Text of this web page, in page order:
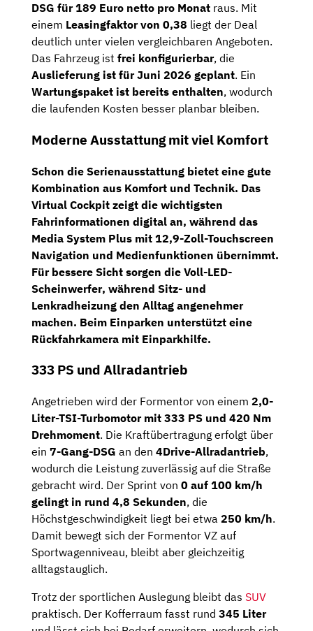
DSG für 189 Euro netto pro Monat raus. Mit
einem Leasingfaktor von 0,38 liegt der Deal
deutlich unter vielen vergleichbaren Angeboten.
Das Fahrzeug ist frei konfigurierbar, die
Auslieferung ist für Juni 2026 geplant. Ein
Wartungspaket ist bereits enthalten, wodurch
die laufenden Kosten besser planbar bleiben.
Moderne Ausstattung mit viel Komfort
Schon die Serienausstattung bietet eine gute
Kombination aus Komfort und Technik. Das
Virtual Cockpit zeigt die wichtigsten
Fahrinformationen digital an, während das
Media System Plus mit 12,9-Zoll-Touchscreen
Navigation und Medienfunktionen übernimmt.
Für bessere Sicht sorgen die Voll-LED-
Scheinwerfer, während Sitz- und
Lenkradheizung den Alltag angenehmer
machen. Beim Einparken unterstützt eine
Rückfahrkamera mit Einparkhilfe.
333 PS und Allradantrieb
Angetrieben wird der Formentor von einem 2,0-
Liter-TSI-Turbomotor mit 333 PS und 420 Nm
Drehmoment. Die Kraftübertragung erfolgt über
ein 7-Gang-DSG an den 4Drive-Allradantrieb,
wodurch die Leistung zuverlässig auf die Straße
gebracht wird. Der Sprint von 0 auf 100 km/h
gelingt in rund 4,8 Sekunden, die
Höchstgeschwindigkeit liegt bei etwa 250 km/h.
Damit bewegt sich der Formentor VZ auf
Sportwagenniveau, bleibt aber gleichzeitig
alltagstauglich.
Trotz der sportlichen Auslegung bleibt das SUV
praktisch. Der Kofferraum fasst rund 345 Liter